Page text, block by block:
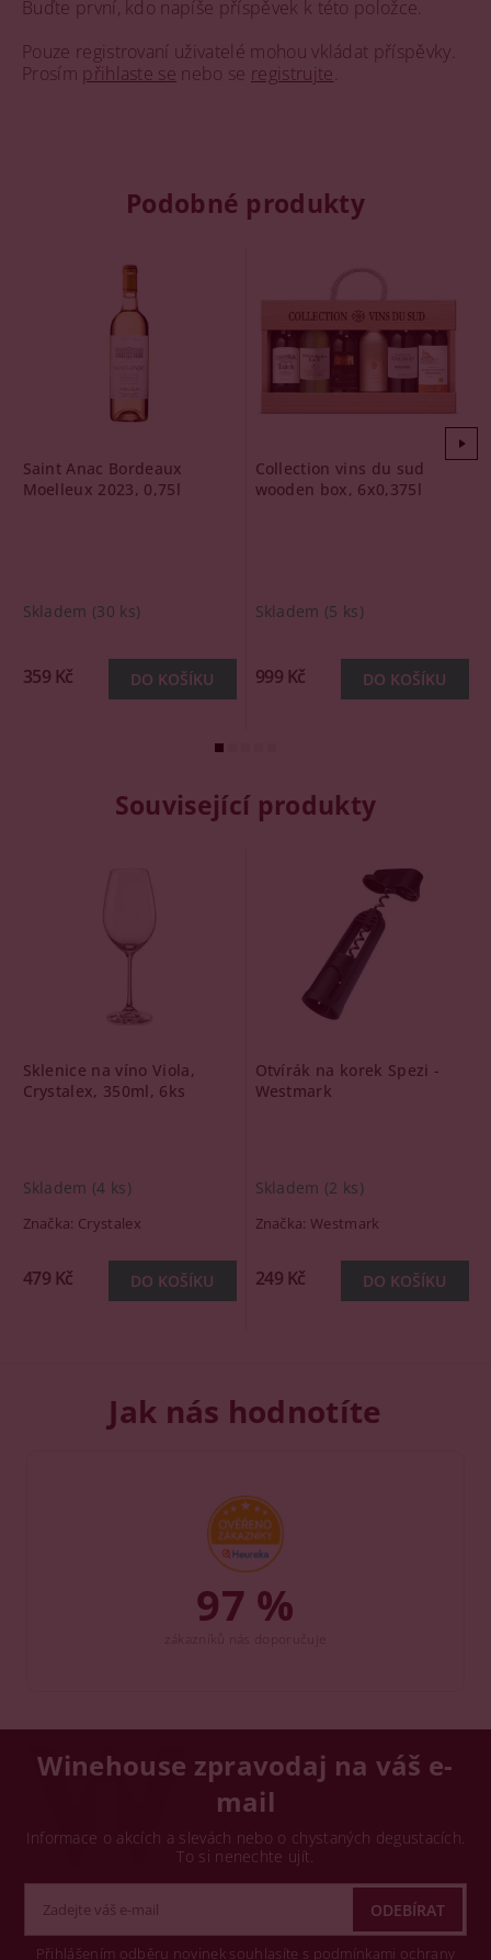
Buďte první, kdo napíše příspěvek k této položce.
Pouze registrovaní uživatelé mohou vkládat příspěvky.
Prosím přihlaste se nebo se registrujte
Podobné produkty
Saint Anac Bordeaux
Moelleux 2023, 0,75l
Skladem (30 ks)
359 Kč
Collection vins du sud
wooden box, 6x0,375l
Skladem (5 ks)
999 Kč
Související produkty
Sklenice na víno Viola,
Crystalex, 350ml, 6ks
Skladem (4 ks)
Značka: Crystalex
479 Kč
Otvírák na korek Spezi -
Westmark
Skladem (2 ks)
Značka:Westmark
249 Kč
Jak nás hodnotíte
97 %
Winehouse zpravodaj na váš e-
mail
Informace o akcích a slevách nebo o chystaných degustacích.
To si nenechte ujít.
Přihlášením odběru novinek souhlasíte s podmínkami ochrany